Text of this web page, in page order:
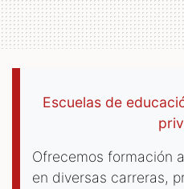
Escuelas de
Ofrecemos formación
en diversas carreras,